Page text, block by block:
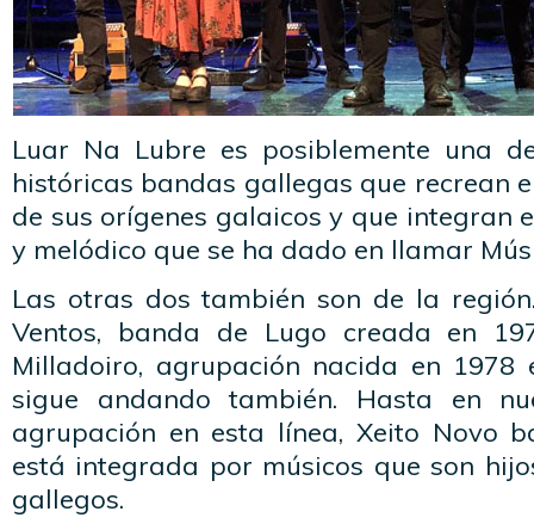
Luar Na Lubre es posiblemente una
históricas bandas gallegas que recrean
de sus orígenes galaicos y que integran
y melódico que se ha dado en llamar
Las otras dos también son de la
Ventos, banda de Lugo creada en
Milladoiro, agrupación nacida en 1978
sigue andando también. Hasta en
agrupación en esta línea, Xeito Novo
está integrada por músicos que son
gallegos.